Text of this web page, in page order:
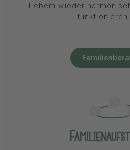
Lebem wieder
funktionieren